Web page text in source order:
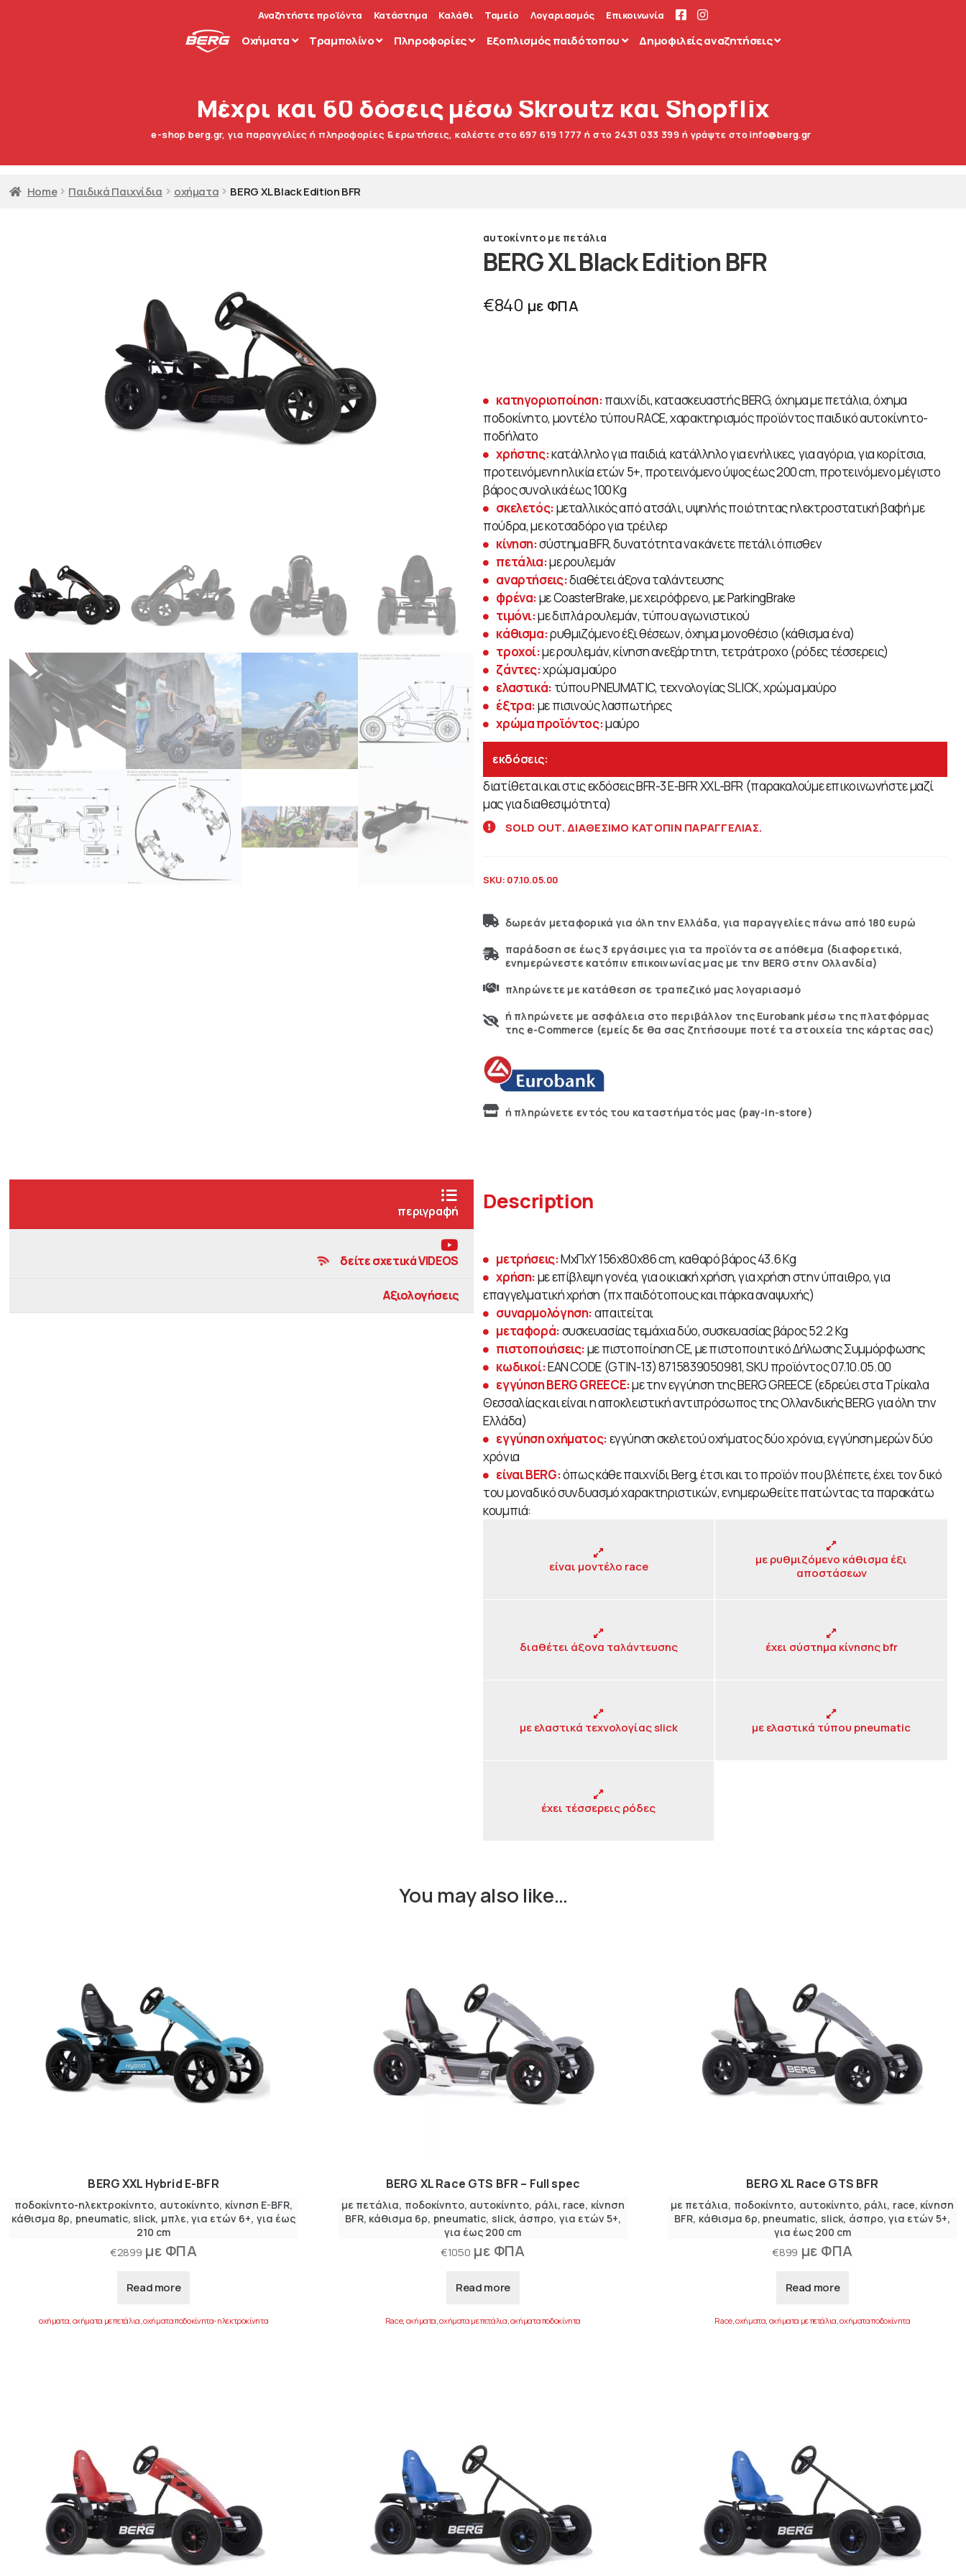
Μέχρι και 60 δόσεις μέσω Skroutz και Shopflix
e-shop berg.gr, για παραγγελίες ή πληροφορίες & ερωτήσεις, καλέστε στο 697 619 1777 ή στο 2431 033 399 ή γράψτε στο info@berg.gr
Αναζητήστε προϊόντα Κατάστημα Καλάθι Ταμείο Λογαριασμός Επικοινωνία
Οχήματα Tραμπολίνο Πληροφορίες Εξοπλισμός παιδότοπου Δημοφιλείς αναζητήσεις
Home Παιδικά Παιχνίδια οχήματα BERG XL Black Edition BFR
αυτοκίνητο με πετάλια
BERG XL Black Edition BFR
€840 με ΦΠΑ
κατηγοριοποίηση:παιχνίδι, κατασκευαστής BERG, όχημα με πετάλια, όχημα
ποδοκίνητο, μοντέλο τύπου RACE, χαρακτηρισμός προϊόντος παιδικό αυτοκίνητο-
ποδήλατο
χρήστης:κατάλληλο για παιδιά, κατάλληλο για ενήλικες, για αγόρια, για κορίτσια,
προτεινόμενη ηλικία ετών 5+, προτεινόμενο ύψος έως 200 cm, προτεινόμενο μέγιστο
βάρος συνολικά έως 100 Kg
σκελετός:μεταλλικός από ατσάλι, υψηλής ποιότητας ηλεκτροστατική βαφή με
πούδρα, με κοτσαδόρο για τρέιλερ
κίνηση:σύστημα BFR, δυνατότητα να κάνετε πετάλι όπισθεν
πετάλια:με ρουλεμάν
αναρτήσεις:διαθέτει άξονα ταλάντευσης
φρένα:με CoasterBrake, με χειρόφρενο, με ParkingBrake
τιμόνι:με διπλά ρουλεμάν, τύπου αγωνιστικού
κάθισμα:ρυθμιζόμενο έξι θέσεων, όχημα μονοθέσιο (κάθισμα ένα)
τροχοί:με ρουλεμάν, κίνηση ανεξάρτητη, τετράτροχο (ρόδες τέσσερεις)
ζάντες:χρώμα μαύρο
ελαστικά: τύπου PNEUMATIC, τεχνολογίας SLICK, χρώμα μαύρο
έξτρα:με πισινούς λασπωτήρες
χρώμα προϊόντος:μαύρο
εκδόσεις:
διατίθεται και στις εκδόσεις BFR-3 E-BFR XXL-BFR (παρακαλούμε επικοινωνήστε μαζί
μας για διαθεσιμότητα)
SOLD OUT. ΔΙΑΘΕΣΙΜΟ ΚΑΤΟΠΙΝ ΠΑΡΑΓΓΕΛΙΑΣ.
SKU: 07.10.05.00
δωρεάν μεταφορικά για όλη την Ελλάδα, για παραγγελίες πάνω από 180 ευρώ
παράδοση σε έως 3 εργάσιμες για τα προϊόντα σε απόθεμα (διαφορετικά,
ενημερώνεστε κατόπιν επικοινωνίας μας με την BERG στην Ολλανδία)
πληρώνετε με κατάθεση σε τραπεζικό μας λογαριασμό
ή πληρώνετε με ασφάλεια στο περιβάλλον της Eurobank μέσω της πλατφόρμας
της e-Commerce (εμείς δε θα σας ζητήσουμε ποτέ τα στοιχεία της κάρτας σας)
ή πληρώνετε εντός του καταστήματός μας (pay-in-store)
περιγραφή
δείτε σχετικά VIDEOS
Αξιολογήσεις
Description
μετρήσεις:ΜχΠχΥ 156x80x86 cm, καθαρό βάρος 43.6 Kg
χρήση:με επίβλεψη γονέα, για οικιακή χρήση, για χρήση στην ύπαιθρο, για
επαγγελματική χρήση (πχ παιδότοπους και πάρκα αναψυχής)
συναρμολόγηση:απαιτείται
μεταφορά:συσκευασίας τεμάχια δύο, συσκευασίας βάρος 52.2 Kg
πιστοποιήσεις:με πιστοποίηση CE, με πιστοποιητικό Δήλωσης Συμμόρφωσης
κωδικοί:EAN CODE (GTIN-13) 8715839050981, SKU προϊόντος 07.10.05.00
εγγύηση BERG GREECE:με την εγγύηση της BERG GREECE (εδρεύει στα Τρίκαλα
Θεσσαλίας και είναι η αποκλειστική αντιπρόσωπος της Ολλανδικής BERG για όλη την
Ελλάδα)
εγγύηση οχήματος:εγγύηση σκελετού οχήματος δύο χρόνια, εγγύηση μερών δύο
χρόνια
είναι BERG:όπως κάθε παιχνίδι Berg, έτσι και το προϊόν που βλέπετε, έχει τον δικό
του μοναδικό συνδυασμό χαρακτηριστικών, ενημερωθείτε πατώντας τα παρακάτω
κουμπιά:
είναι μοντέλο race
με ρυθμιζόμενο κάθισμα έξι
αποστάσεων
διαθέτει άξονα ταλάντευσης έχει σύστημα κίνησης bfr
με ελαστικά τεχνολογίας slick με ελαστικά τύπου pneumatic
έχει τέσσερεις ρόδες
You may also like…
BERG XXL Hybrid E-BFR
ποδοκίνητο-ηλεκτροκίνητο αυτοκίνητο κίνηση E-BFR
κάθισμα 8ρ pneumatic slick μπλε για ετών 6+ για έως
210 cm
€2899 με ΦΠΑ
Read more
οχήματα οχήματα με πετάλια ,οχήματα ποδοκίνητα-ηλεκτροκίνητα
BERG XL Race GTS BFR – Full spec
με πετάλια, ποδοκίνητο αυτοκίνητο, ράλι race κίνηση
BFR κάθισμα 6ρ pneumatic slick άσπρο για ετών 5+
για έως 200 cm
€1050 με ΦΠΑ
Read more
Race, οχήματα ,οχήματα με πετάλια οχήματα ποδοκίνητα
BERG XL Race GTS BFR
με πετάλια, ποδοκίνητο αυτοκίνητο, ράλι race κίνηση
BFR κάθισμα 6ρ pneumatic slick άσπρο για ετών 5+
για έως 200 cm
€899 με ΦΠΑ
Read more
Race,οχήματα οχήματα με πετάλια ,οχήματα ποδοκίνητα